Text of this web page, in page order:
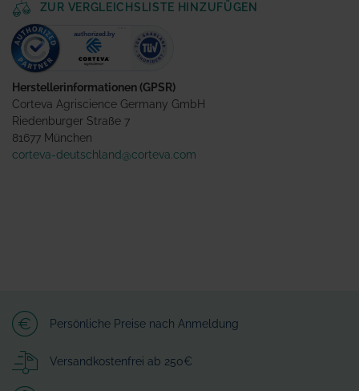
ZUR VERGLEICHSLISTE HINZUFÜGEN
Herstellerinformationen (GPSR)
Corteva Agriscience Germany GmbH
Riedenburger Straße 7
81677 München
corteva-deutschland@corteva.com
Persönliche Preise nach Anmeldung
Versandkostenfrei ab 250€